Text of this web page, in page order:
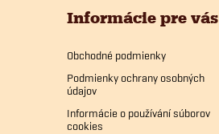
Informácie pre vás
Obchodné podmienky
Podmienky ochrany osobných
údajov
Informácie o používání súborov
cookies